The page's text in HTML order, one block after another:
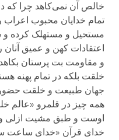
خالص آن نمی‌کاهد چرا که
تمام خدایان محبوب اعراب
مستحیل و مستهلک کرده و
اعتقادات کهن و عمیق آنان
و مقاومت بت پرستان
خلقت بلکه در تمام پهنه
جهان طبیعت و خلقت حضور
همه چیز در قلمرو «عالم
اوست و طبق مشیت ازلی و
خدای قرآن «خدای ساعت